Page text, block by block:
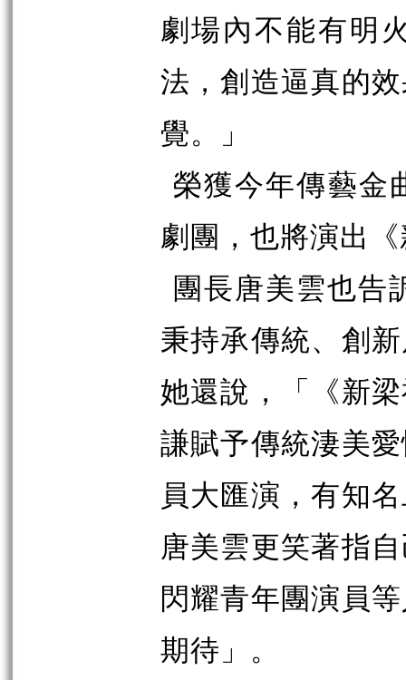
劇場內不能有明
法，創造逼真的
覺。」
榮獲今年傳藝金
劇團，也將演出
團長唐美雲也告
秉持承傳統、創
她還說，「《新
謙賦予傳統淒美
員大匯演，有知
唐美雲更笑著指
閃耀青年團演員
期待」。